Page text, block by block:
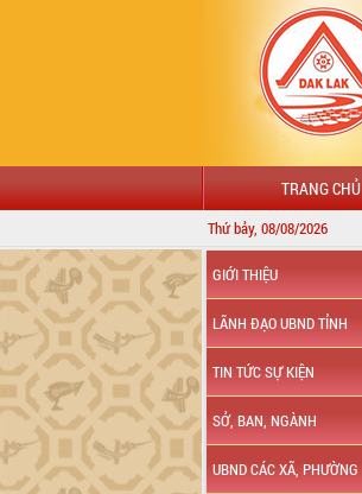
TRANG CHỦ
Thứ bảy, 08/08/2026
GIỚI THIỆU
LÃNH ĐẠO UBND TỈNH
TIN TỨC SỰ KIỆN
SỞ, BAN, NGÀNH
UBND CÁC XÃ, PHƯỜNG